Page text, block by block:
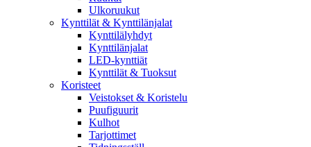
Ulkoruukut
Kynttilät & Kynttilänjalat
Kynttilälyhdyt
Kynttilänjalat
LED-kynttiät
Kynttilät & Tuoksut
Koristeet
Veistokset & Koristelu
Puufiguurit
Kulhot
Tarjottimet